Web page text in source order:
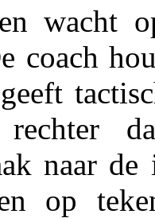
wacht
coach
naar
op